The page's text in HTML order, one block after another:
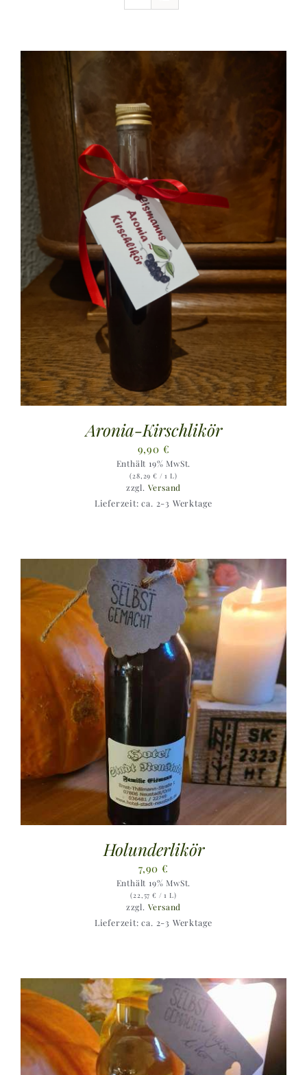
Aronia-Kirschlikör
9,90 €
Enthält 19% MwSt.
(28,29€ / 1 L)
zzgl. Versand
Lieferzeit: ca. 2-3 Werktage
Holunderlikör
7,90€
Enthält 19% MwSt.
(22,57€ / 1 L)
zzgl. Versand
Lieferzeit: ca. 2-3 Werktage